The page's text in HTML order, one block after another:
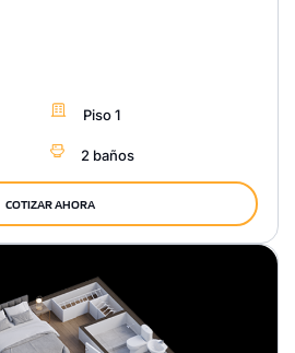
Piso 1
2 baños
COTIZAR AHORA